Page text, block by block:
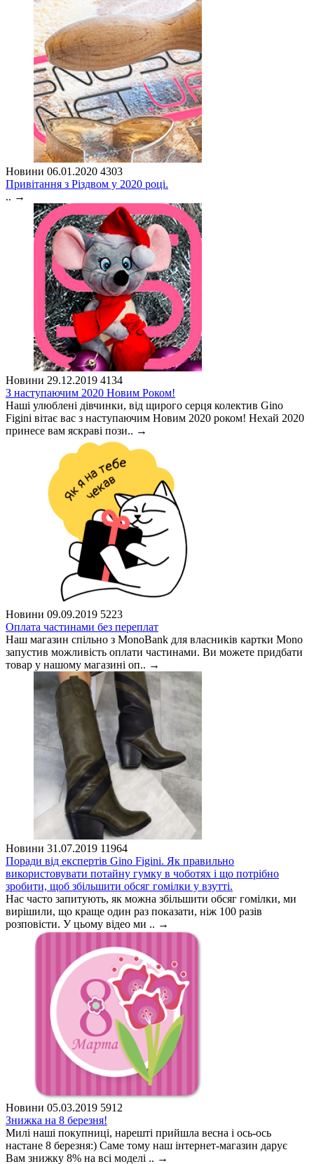
Новини 06.01.2020 4303
Привітання з Різдвом у 2020 році.
.. →
Новини 29.12.2019 4134
З наступаючим 2020 Новим Роком!
Наші улюблені дівчинки, від щирого серця колектив Gino
Figini вітає вас з наступаючим Новим 2020 роком! Нехай 2020
принесе вам яскраві пози.. →
Новини 09.09.2019 5223
Оплата частинами без переплат
Наш магазин спільно з MonoBank для власників картки Mono
запустив можливість оплати частинами. Ви можете придбати
товар у нашому магазині оп.. →
Новини 31.07.2019 11964
Поради від експертів Gino Figini. Як правильно
використовувати потайну гумку в чоботях і що потрібно
зробити, щоб збільшити обсяг гомілки у взутті.
Нас часто запитують, як можна збільшити обсяг гомілки, ми
вирішили, що краще один раз показати, ніж 100 разів
розповісти. У цьому відео ми .. →
Новини 05.03.2019 5912
Знижка на 8 березня!
Милі наші покупниці, нарешті прийшла весна і ось-ось
настане 8 березня:) Саме тому наш інтернет-магазин дарує
Вам знижку 8% на всі моделі .. →